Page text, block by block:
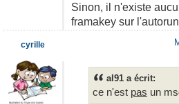
Sinon, il n'existe
framakey sur
al91 a écrit:
ce n'est pas un
cyrille